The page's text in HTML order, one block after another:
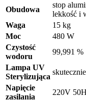
Obudowa
stop
lekkość i
Waga
15 kg
Moc
480 W
Czystość
wodoru
99,991 %
Lampa UV
Sterylizująca
Napięcie
zasilania
220V